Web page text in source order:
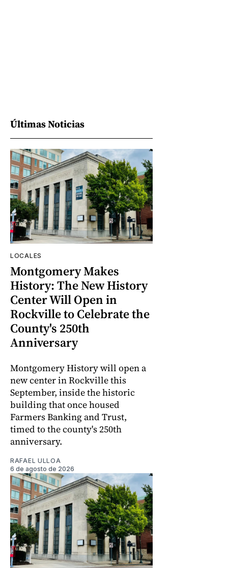
Últimas Noticias
LOCALES
Montgomery Makes
History: The New History
Center Will Open in
Rockville to Celebrate the
County's 250th
Anniversary
Montgomery History will open a
new center in Rockville this
September, inside the historic
building that once housed
Farmers Banking and Trust,
timed to the county's 250th
anniversary.
RAFAEL ULLOA
6 de agosto de 2026